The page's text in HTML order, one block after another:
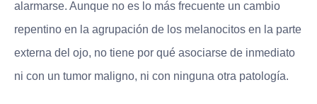
alarmarse. Aunque no es lo más frecuente un cambio
repentino en la agrupación de los melanocitos en la parte
externa del ojo, no tiene por qué asociarse de inmediato
ni con un tumor maligno, ni con ninguna otra patología.